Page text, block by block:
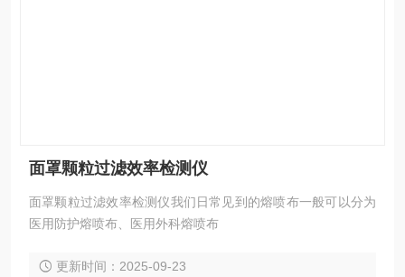
面罩颗粒过滤效率检测仪
面罩颗粒过滤效率检测仪我们日常见到的熔喷布一般可以分为
医用防护熔喷布、医用外科熔喷布
更新时间：2025-09-23